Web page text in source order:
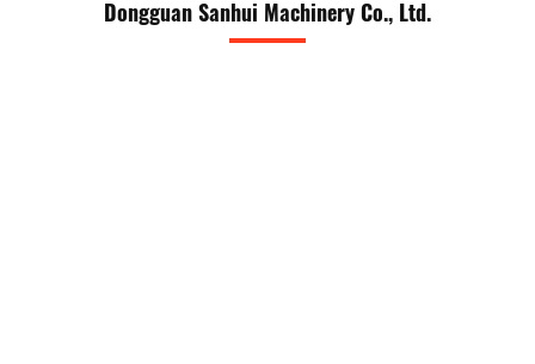
Dongguan Sanhui Machinery Co., Ltd.